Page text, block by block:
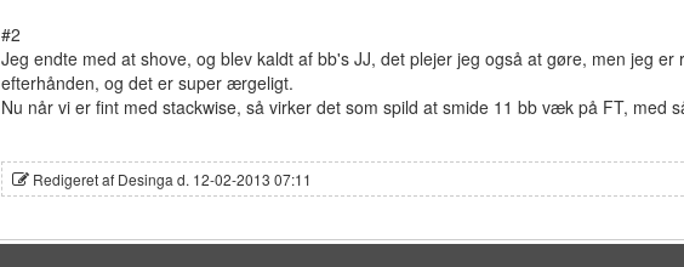
#2
Jeg endte med at shove, og blev kaldt af bb's JJ, det plejer jeg også at gøre, men jeg
efterhånden, og det er super ærgeligt.
Nu når vi er fint med stackwise, så virker det som spild at smide 11 bb væk på FT, med
Redigeret af Desinga d. 12-02-2013 07:11